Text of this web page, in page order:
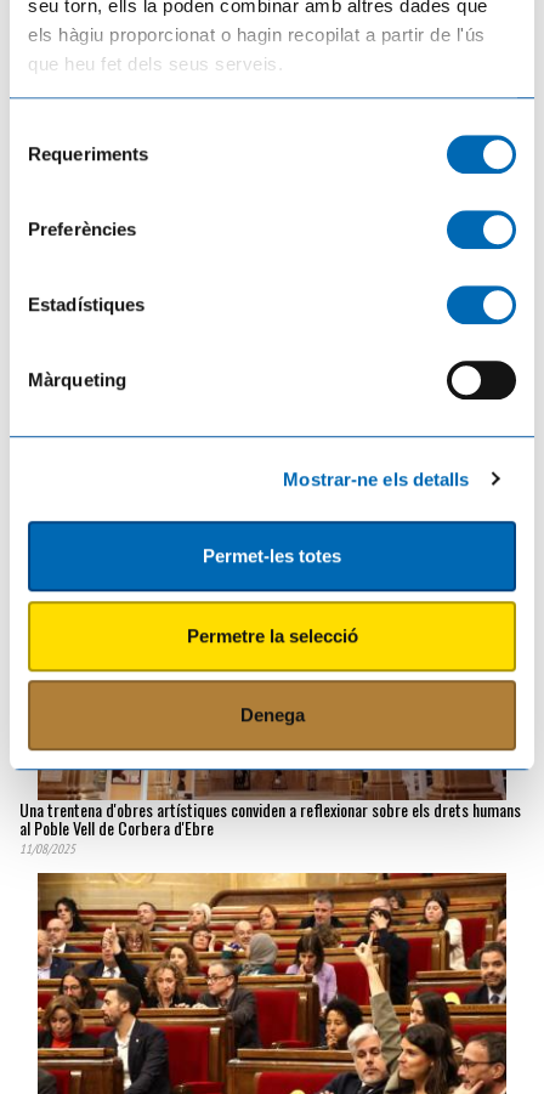
seu torn, ells la poden combinar amb altres dades que
els hàgiu proporcionat o hagin recopilat a partir de l'ús
que heu fet dels seus serveis.
Requeriments
Preferències
Estadístiques
Màrqueting
Mostrar-ne els detalls
Permet-les totes
Permetre la selecció
Denega
La falta de finançament deixa en l'aire la consolidació del Poble Vell de Corbera
d'Ebre aprovada fa cinc anys
Clam per la independència i la defensa de la llengua en la manifestació de l'11-S
Una trentena d'obres artístiques conviden a reflexionar sobre els drets humans
al Poble Vell de Corbera d'Ebre
11/08/2025